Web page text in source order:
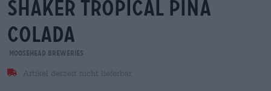
shaker tropical pina
colada
Moosehead Breweries
Artikel derzeit nicht lieferbar